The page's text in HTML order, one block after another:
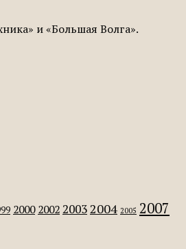
и «Большая Волга».
2000 2002 2003 2004 2005 2007